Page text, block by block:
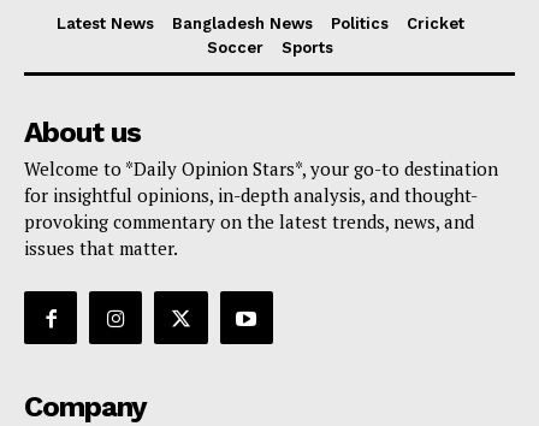
Latest News Bangladesh News Politics
Cricket
Soccer
Sports
About us
Welcome to *Daily Opinion Stars*, your go-to destination
for insightful opinions, in-depth analysis, and thought-
provoking commentary on the latest trends, news, and
issues that matter.
Company